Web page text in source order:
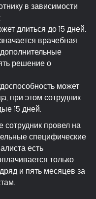
в зависимости
длиться до 15 дней.
врачебная
решение о
может
при этом сотрудник
15 дней.
провел на
специфические
есть
только
и пять месяцев за